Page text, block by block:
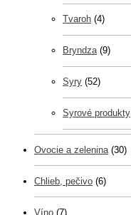
Tvaroh (4)
Bryndza (9)
Syry (52)
Syrové produkty
Ovocie a zelenina (30)
Chlieb, pečivo (6)
Víno (7)